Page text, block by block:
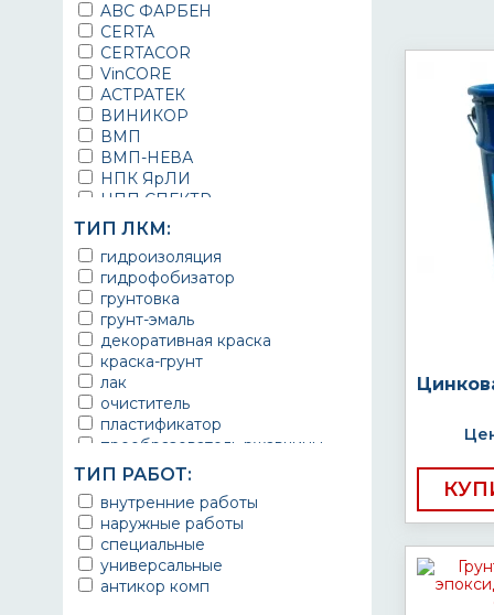
ABC ФАРБЕН
CERTA
CERTACOR
VinCORE
АСТРАТЕК
ВИНИКОР
ВМП
ВМП-НЕВА
НПК ЯрЛИ
НПП СПЕКТР
НПФ ЭМАЛЬ
ТЕРМА
УРЕПЛЕН
ТИП ЛКМ:
гидроизоляция
гидрофобизатор
грунтовка
грунт-эмаль
декоративная краска
краска-грунт
лак
очиститель
пластификатор
преобразователь ржавчины
эмаль
Краска
Покрытие
грунт эмаль
защитное покрытие
ТИП РАБОТ:
внутренние работы
наружные работы
специальные
универсальные
антикор комп